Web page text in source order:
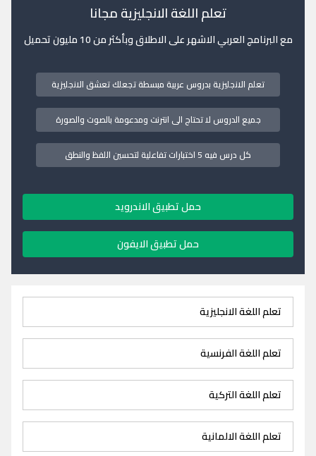
تعلم اللغة الانجليزية مجانا
مع البرنامج العربي الاشهر على الاطلاق وبأكثر من 10 مليون تحميل
تعلم الانجليزية بدروس عربية مبسطة تجعلك تعشق الانجليزية
جميع الدروس لا تحتاج الى انترنت ومدعومة بالصوت والصورة
كل درس فيه 5 اختبارات تفاعلية لتحسين اللفظ والنطق
حمل تطبيق الاندرويد
حمل تطبيق الايفون
تعلم اللغة الانجليزية
تعلم اللغة الفرنسية
تعلم اللغة التركية
تعلم اللغة الالمانية